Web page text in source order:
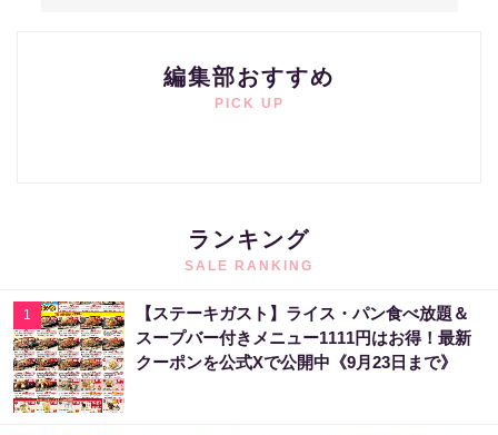
編集部おすすめ
PICK UP
ランキング
SALE RANKING
1
【ステーキガスト】ライス・パン食べ放題＆
スープバー付きメニュー1111円はお得！最新
クーポンを公式Xで公開中《9月23日まで》